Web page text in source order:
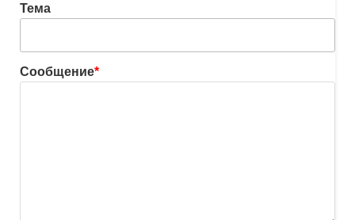
Тема
Сообщение*